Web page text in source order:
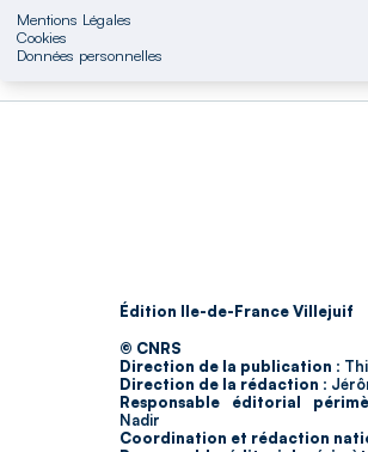
Mentions Légales
Cookies
Données personnelles
Édition Ile-de-France Villejuif
© CNRS
Direction de la publication :
Direction de la rédaction :
Responsable éditorial
Nadir
Coordination et rédaction